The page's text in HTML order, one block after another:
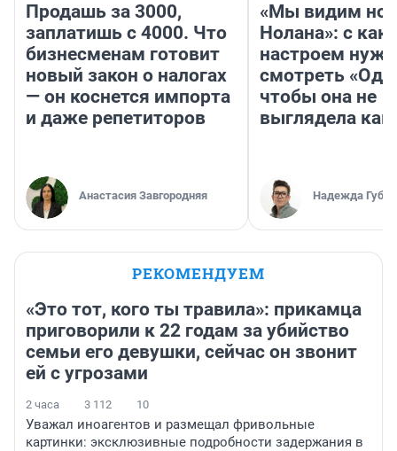
Продашь за 3000,
заплатишь с 4000. Что
бизнесменам готовит
новый закон о налогах
— он коснется импорта
и даже репетиторов
Анастасия Завгородняя
«Мы видим
Нолана»: с
настроем
смотреть
чтобы она не
выглядела как
Надежда
РЕКОМЕНДУЕМ
«Это тот, кого ты травила»: прикамца
приговорили к 22 годам за убийство
семьи его девушки, сейчас он звонит
ей с угрозами
2 часа 3 112 10
Уважал иноагентов и размещал фривольные
картинки: эксклюзивные подробности задержания в